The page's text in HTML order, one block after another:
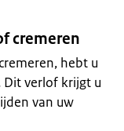
cremeren
hebt u
verlof krijgt u
van uw